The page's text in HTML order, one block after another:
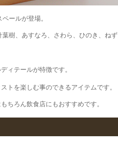
ールが登場。
樹、あすなろ、さわら、ひのき、ねず
ィテールが特徴です。
トを楽しむ事のできるアイテムです。
ちろん飲食店にもおすすめです。